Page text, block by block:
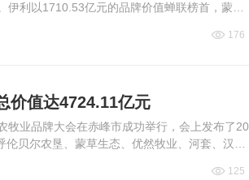
利以1710.53亿元的品牌价值蝉联榜首，蒙牛1
176
价值达4724.11亿元
牧业品牌大会在赤峰市成功举行，会上发布了20
贝尔农垦、蒙草生态、优然牧业、河套、汉
面一...
125